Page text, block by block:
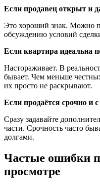
Если продавец открыт и
Это хороший знак. Можно
обсуждению условий
Если квартира идеальна
Настораживает. В
бывает. Чем меньше
их просто не раскрывают.
Если продаётся срочно и
Сразу задавайте
части. Срочность часто
долгами.
Частые ошибки
просмотре